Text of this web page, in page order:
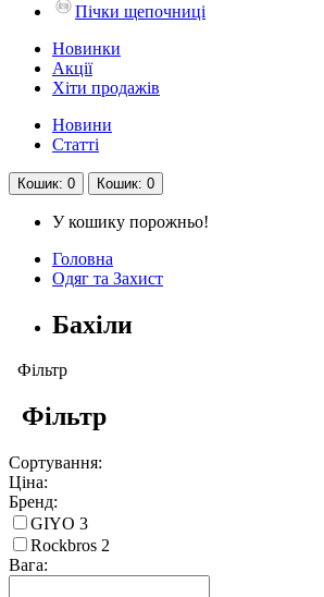
Пічки щепочниці
Новинки
Акції
Хіти продажів
Новини
Статті
Кошик: 0 Кошик: 0
У кошику порожньо!
Головна
Одяг та Захист
Бахіли
Фільтр
Фільтр
Сортування:
Ціна:
Бренд:
GIYO 3
Rockbros 2
Вага: